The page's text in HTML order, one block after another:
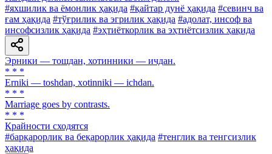
#яхшилик ва ёмонлик ҳақида #қайтар дунё ҳақида #севинч ва
ғам ҳақида #тўғрилик ва эгрилик ҳақида #адолат, инсоф ва
инсофсизлик ҳақида #эҳтиёткорлик ва эҳтиётсизлик ҳақида
Эрники — тошдан, хотинники — ичдан.
* * *
Erniki — tоshdan, xotinniki — ichdan.
* * *
Marriage goes by contrasts.
* * *
Крайности сходятся
#барқарорлик ва беқарорлик ҳақида #тенглик ва тенгсизлик
ҳақида